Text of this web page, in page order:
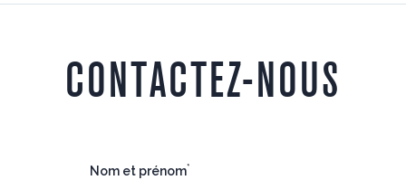
CONTACTEZ-NOUS
Nom et prénom*